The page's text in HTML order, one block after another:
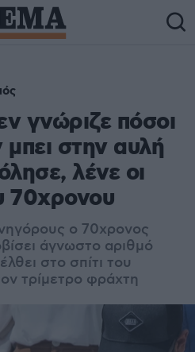
γνώριζε πόσοι
μπει στην αυλή
λένε οι
70χρονου
ο 70χρονος
άγνωστο αριθμό
στο σπίτι του
τρίμετρο φράχτη